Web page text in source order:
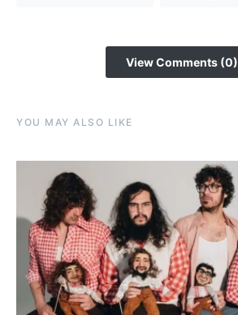
View Comments (0)
YOU MAY ALSO LIKE